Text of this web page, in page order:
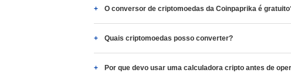
O conversor de criptomoedas da Coinpaprika é
Quais criptomoedas posso converter?
Por que devo usar uma calculadora cripto antes de